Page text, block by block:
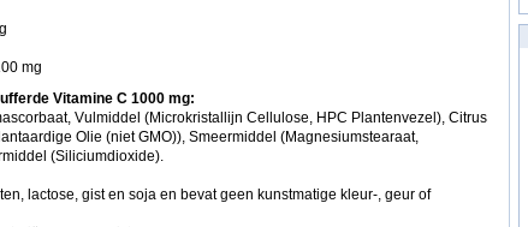
mg
Vitamine C 1000 mg:
Vulmiddel (Microkristallijn Cellulose, HPC Plantenvezel), Citrus
Olie (niet GMO)), Smeermiddel (Magnesiumstearaat,
(Siliciumdioxide).
lactose, gist en soja en bevat geen kunstmatige kleur-, geur of